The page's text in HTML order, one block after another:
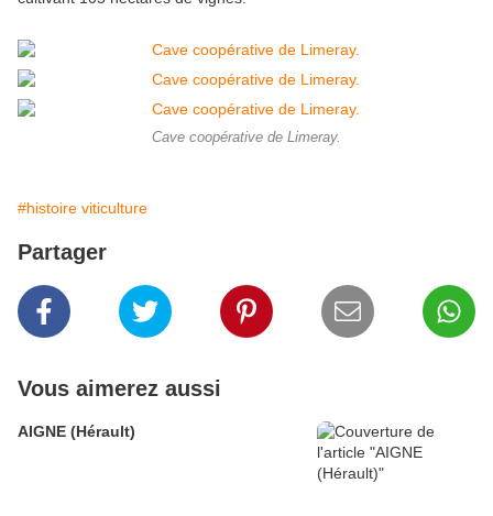
Cave coopérative de Limeray.
#histoire viticulture
Partager
Vous aimerez aussi
AIGNE (Hérault)